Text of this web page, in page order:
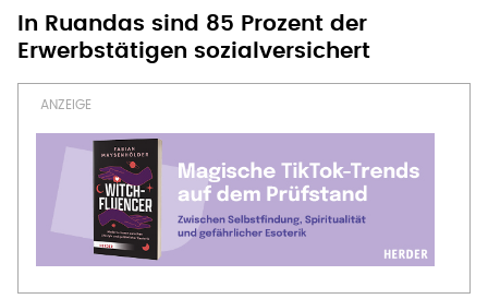
In Ruandas sind 85 Prozent der
Erwerbstätigen sozialversichert